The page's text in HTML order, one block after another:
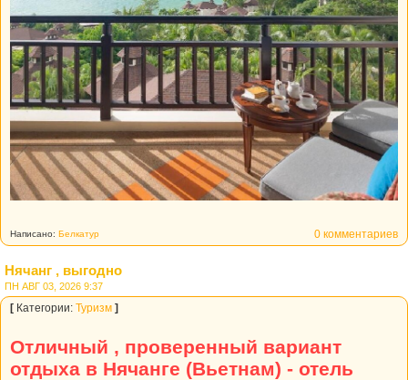
0 комментариев
Написано: Белкатур
Нячанг , выгодно
ПН АВГ 03, 2026 9:37
[ Категории: Туризм ]
Отличный , проверенный вариант
отдыха в Нячанге (Вьетнам) - отель